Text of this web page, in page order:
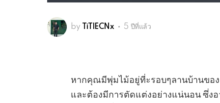
by TiTlECNx 5 ปีที่แล้ว
หากคุณมีพุ่มไม้อยู่ที่ะรอบๆลานบ้านขอ
และต้องมีการตัดแต่งอย่างแน่นอน ซึ่ง